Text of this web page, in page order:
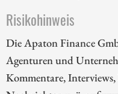
Risikohinweis
Die Apaton Finance
Agenturen und
Kommentare, Interviews,